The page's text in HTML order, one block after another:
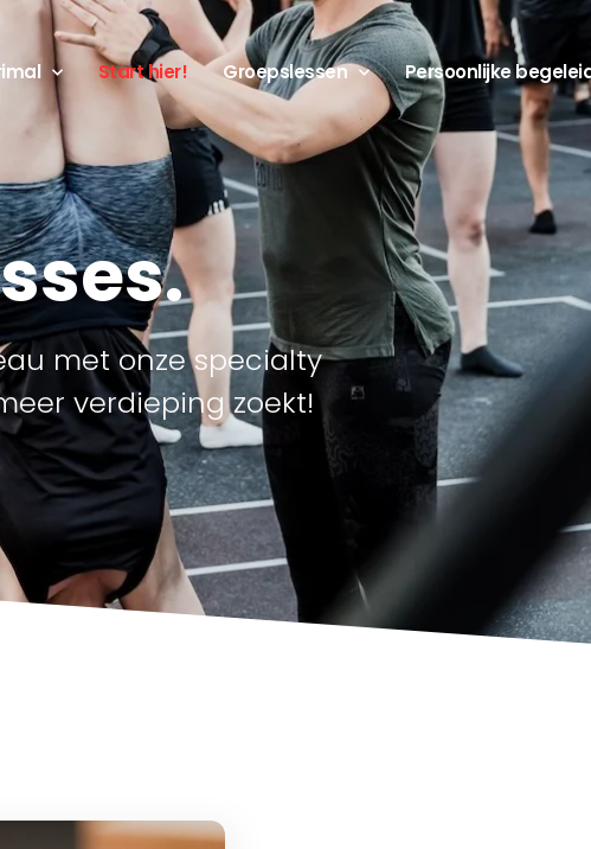
Start hier! Groepslessen Persoonlijke
met onze specialty
verdieping zoekt!